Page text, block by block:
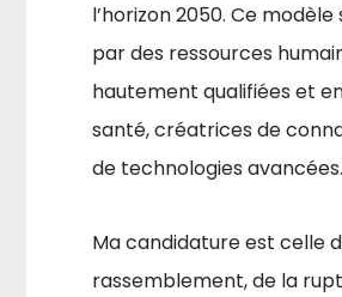
l’horizon 2050. Ce
par des ressources
hautement qualifiées et
santé, créatrices de
de technologies avancées.
Ma candidature est celle
rassemblement, de la